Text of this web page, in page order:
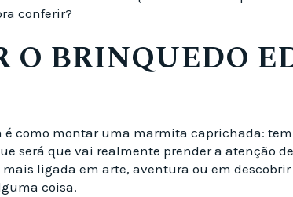
conferir?
O BRINQUEDO
como montar uma marmita caprichada:
será que vai realmente prender a atenção
ligada em arte, aventura ou em
coisa.